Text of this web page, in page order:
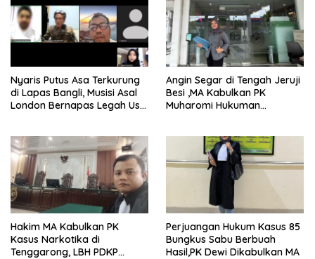
Nyaris Putus Asa Terkurung
di Lapas Bangli, Musisi Asal
London Bernapas Legah Usai
Angin Segar di Tengah Jeruji
Besi ,MA Kabulkan PK
Muharomi Hukuman
Hakim MA Kabulkan PK
Kasus Narkotika di
Tenggarong, LBH PDKP
Perjuangan Hukum Kasus 85
Bungkus Sabu Berbuah
Hasil,PK Dewi Dikabulkan MA